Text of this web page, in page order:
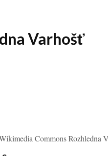
Varhošť
Commons Rozhledna